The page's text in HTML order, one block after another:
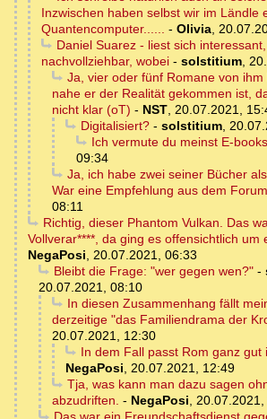
Inzwischen haben selbst wir im Ländle
Quantencomputer......
- Olivia
Daniel Suarez - liest sich
nachvollziehbar, wobei - solstitium
Ja, vier oder fünf Romane von
nahe er der Realität gekommen ist,
nicht klar (oT) - NST 20.07.2021,
Digitalisiert?- solstitium,
Ich vermute du meinst E-books
09:34
Ja, ich habe zwei seiner Bücher
War eine Empfehlung aus dem Forum.
08:11
Richtig, dieser Phantom Vulkan. Das
Vollverar****, da ging es offensichtlich um
NegaPosi
20.07.2021, 06:33
Bleibt die Frage: "wer gegen wen?"-
20.07.2021, 08:10
In diesen Zusammenhang fällt
derzeitige "das Familiendrama der
20.07.2021, 12:30
In dem Fall passt Rom ganz gut
NegaPosi
20.07.2021, 12:49
Tja, was kann man dazu sagen
abzudriften. - NegaPosi
Das war ein Freundschaftsdienst